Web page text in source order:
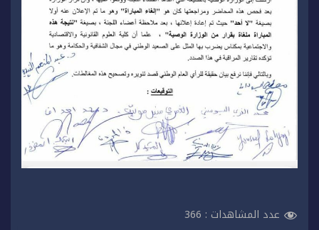
عدد المشاهدات : 366